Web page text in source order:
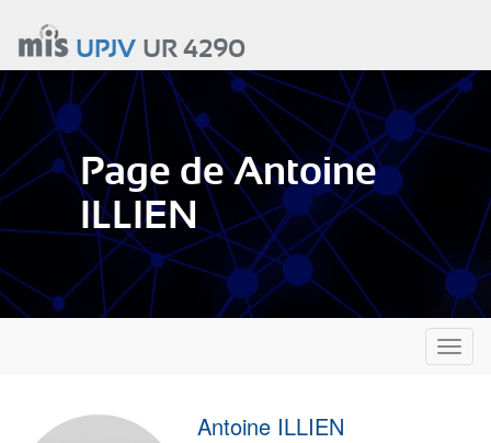
contenu
principal
UPJVUR 4290
Page de Antoine
ILLIEN
Antoine ILLIEN